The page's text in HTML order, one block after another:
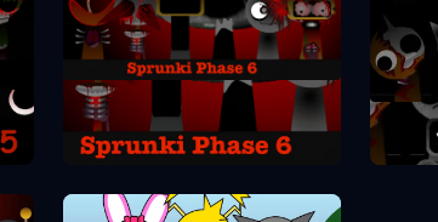
Sprunki Phase 6